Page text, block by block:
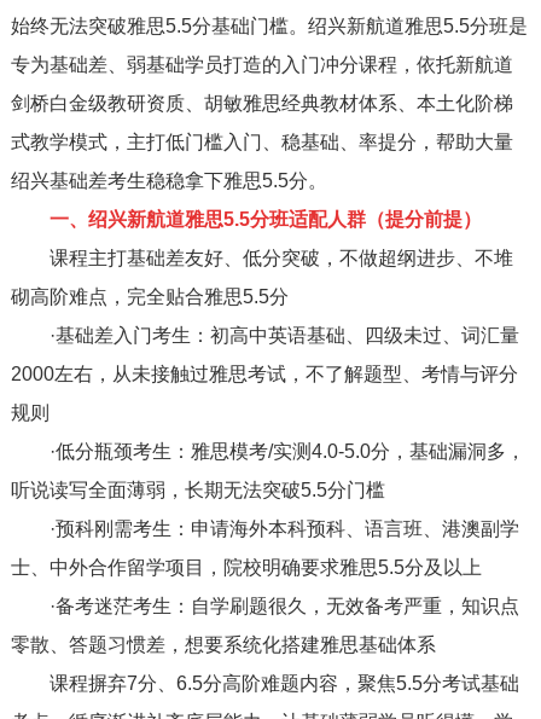
始终无法突破雅思5.5分基础门槛。绍兴新航道雅思5.5分班是
专为基础差、弱基础学员打造的入门冲分课程，依托新航道
剑桥白金级教研资质、胡敏雅思经典教材体系、本土化阶梯
式教学模式，主打低门槛入门、稳基础、率提分，帮助大量
绍兴基础差考生稳稳拿下雅思5.5分。
一、绍兴新航道雅思5.5分班适配人群（提分前提）
课程主打基础差友好、低分突破，不做超纲进步、不堆
砌高阶难点，完全贴合雅思5.5分
·基础差入门考生：初高中英语基础、四级未过、词汇量
2000左右，从未接触过雅思考试，不了解题型、考情与评分
规则
·低分瓶颈考生：雅思模考/实测4.0-5.0分，基础漏洞多，
听说读写全面薄弱，长期无法突破5.5分门槛
·预科刚需考生：申请海外本科预科、语言班、港澳副学
士、中外合作留学项目，院校明确要求雅思5.5分及以上
·备考迷茫考生：自学刷题很久，无效备考严重，知识点
零散、答题习惯差，想要系统化搭建雅思基础体系
课程摒弃7分、6.5分高阶难题内容，聚焦5.5分考试基础